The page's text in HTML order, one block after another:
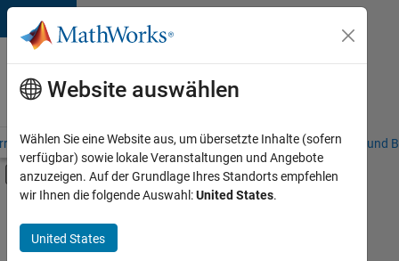
Weiter zum Inhalt
Karriere
bei
MathWorks
– Übersicht Stellensuche Niederlassungen Studierende und
Umschaltung für Off-Canvas-
Hauptinhalt
Praktika
Advanced Support
+8
Website auswählen
Wählen Sie eine Website aus, um übersetzte Inhalte (sofern
verfügbar) sowie lokale Veranstaltungen und Angebote
anzuzeigen. Auf der Grundlage Ihres Standorts empfehlen
wir Ihnen die folgende Auswahl:United States.
United States